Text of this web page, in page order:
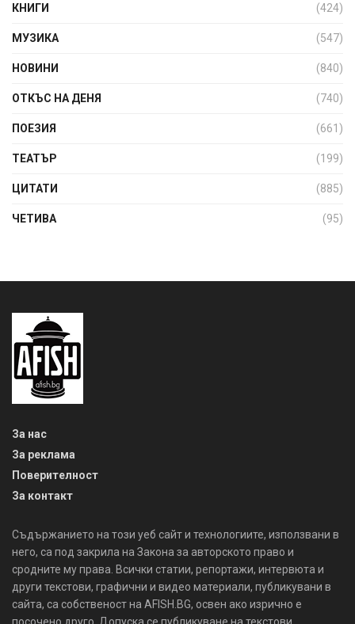
КНИГИ (424)
МУЗИКА (547)
НОВИНИ (840)
ОТКЪС НА ДЕНЯ (740)
ПОЕЗИЯ (661)
ТЕАТЪР (199)
ЦИТАТИ (885)
ЧЕТИВА (95)
За нас
За реклама
Поверителност
За контакт
Съдържанието на този уеб сайт и технологиите, използвани в
него, са под закрила на Закона за авторското право и
сродните му права. Всички статии, репортажи, интервюта и
други текстови, графични и видео материали, публикувани в
сайта, са собственост на AFISH.BG, освен ако изрично е
посочено друго. Допуска се публикуване на текстови